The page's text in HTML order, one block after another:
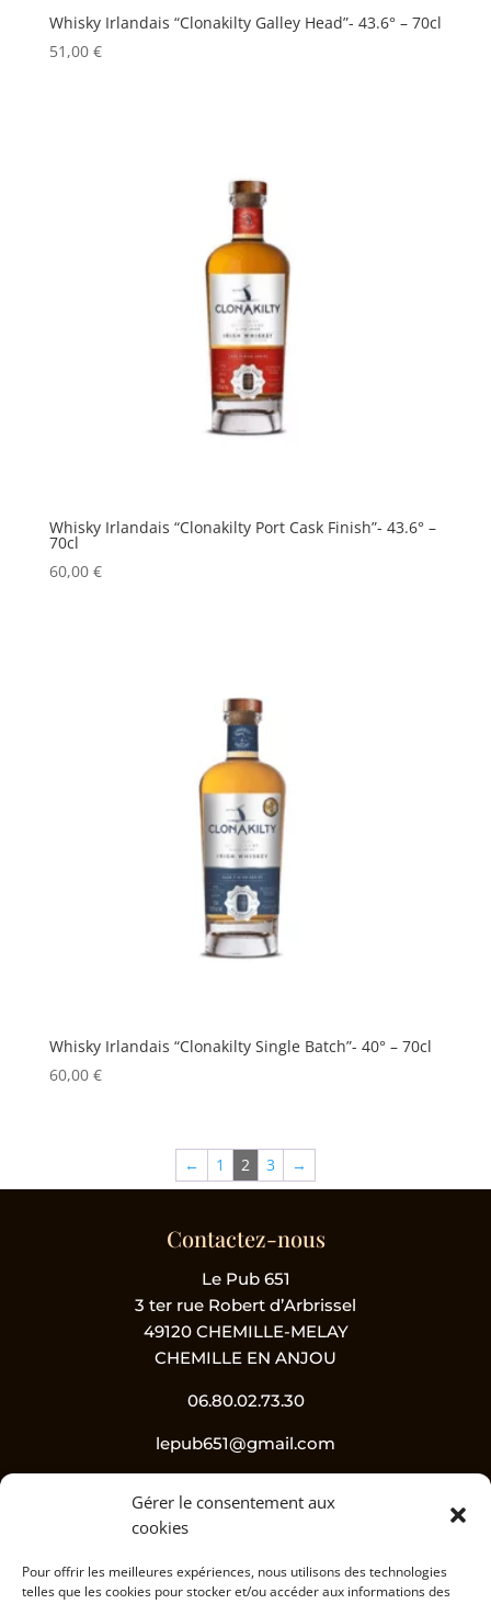
Gérer le consentement aux
cookies
Pour offrir les meilleures expériences, nous utilisons des technologies
telles que les cookies pour stocker et/ou accéder aux informations des
Whisky Irlandais “Clonakilty Galley Head”- 43.6° – 70cl
51,00 €
Whisky Irlandais “Clonakilty Port Cask Finish”- 43.6° –
70cl
60,00 €
Whisky Irlandais “Clonakilty Single Batch”- 40° – 70cl
60,00 €
← 1 2 3 →
Contactez-nous
Le Pub 651
3 ter rue Robert d’Arbrissel
49120 CHEMILLE-MELAY
CHEMILLE EN ANJOU
06.80.02.73.30
lepub651@gmail.com
Suivez-nous !